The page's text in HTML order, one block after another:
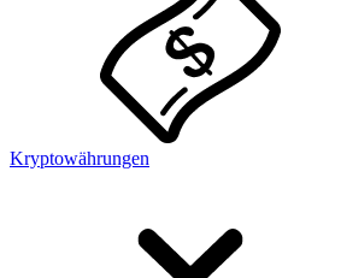
Kryptowährungen